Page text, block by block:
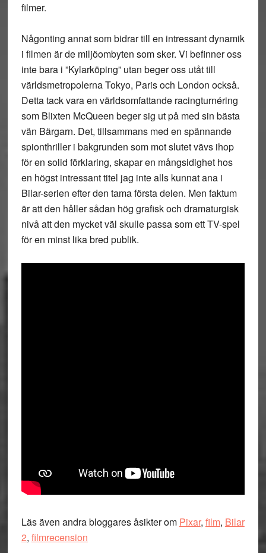
filmer.
Någonting annat som bidrar till en intressant dynamik
i filmen är de miljöombyten som sker. Vi befinner oss
inte bara i ”Kylarköping” utan beger oss utåt till
världsmetropolerna Tokyo, Paris och London också.
Detta tack vara en världsomfattande racingturnéring
som Blixten McQueen beger sig ut på med sin bästa
vän Bärgarn. Det, tillsammans med en spännande
spionthriller i bakgrunden som mot slutet vävs ihop
för en solid förklaring, skapar en mångsidighet hos
en högst intressant titel jag inte alls kunnat ana i
Bilar-serien efter den tama första delen. Men faktum
är att den håller sådan hög grafisk och dramaturgisk
nivå att den mycket väl skulle passa som ett TV-spel
för en minst lika bred publik.
Läs även andra bloggares åsikter om Pixar, film, Bilar
2, filmrecension